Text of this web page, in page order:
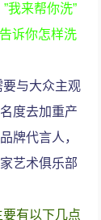
我来帮你洗”
诉你怎样洗
与大众主观
度去加重产
牌代言人，
艺术俱乐部
有以下几点